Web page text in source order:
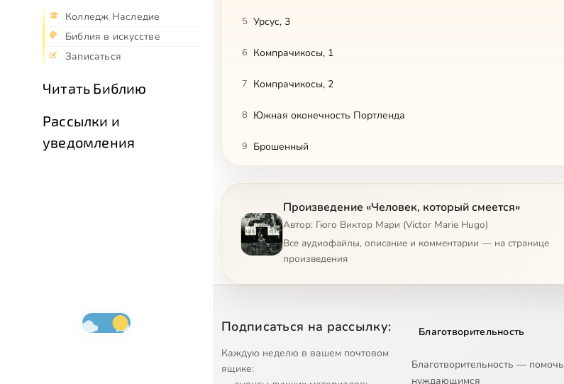
Колледж Наследие
Библия в искусстве
Записаться
Читать Библию
Рассылки и
уведомления
5 Урсус, 3
6 Компрачикосы, 1
7 Компрачикосы, 2
8 Южная оконечность Портленда
9 Брошенный
Вопросы
12 Дерево, изобретенное людьми
15 Законы, не зависящие от человеческой воли
16 Обрисовка первых силуэтов
Произведение «Человек, который смеется»
Автор: Гюго Виктор Мари (Victor Marie Hugo)
Все аудиофайлы, описание и комментарии — на странице
произведения
Подписаться на рассылку:
Каждую неделю в вашем почтовом
ящике:
Благотворительность
Благотворительность — помочь
нуждающимся